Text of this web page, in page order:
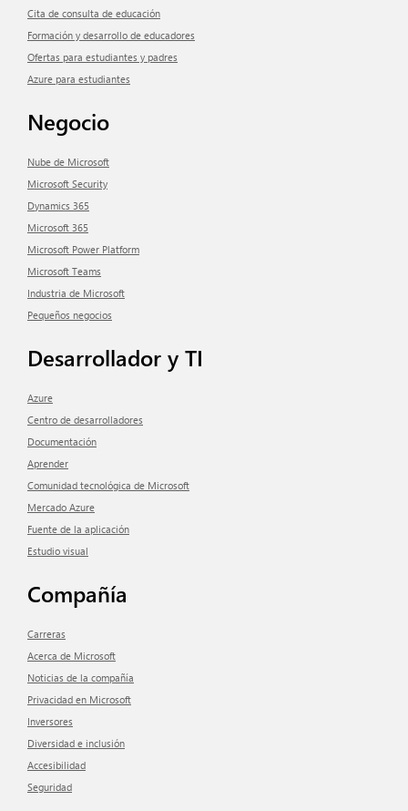
Cita de consulta de educación
Formación y desarrollo de educadores
Ofertas para estudiantes y padres
Azure para estudiantes
Negocio
Nube de Microsoft
Microsoft Security
Dynamics 365
Microsoft 365
Microsoft Power Platform
Microsoft Teams
Industria de Microsoft
Pequeños negocios
Desarrollador y TI
Azure
Centro de desarrolladores
Documentación
aprender
Comunidad tecnológica de Microsoft
Mercado Azure
Fuente de la aplicación
Estudio visual
Compañía
Carreras
Acerca de Microsoft
Noticias de la compañía
Privacidad en Microsoft
inversores
Diversidad e inclusión
Accesibilidad
Seguridad